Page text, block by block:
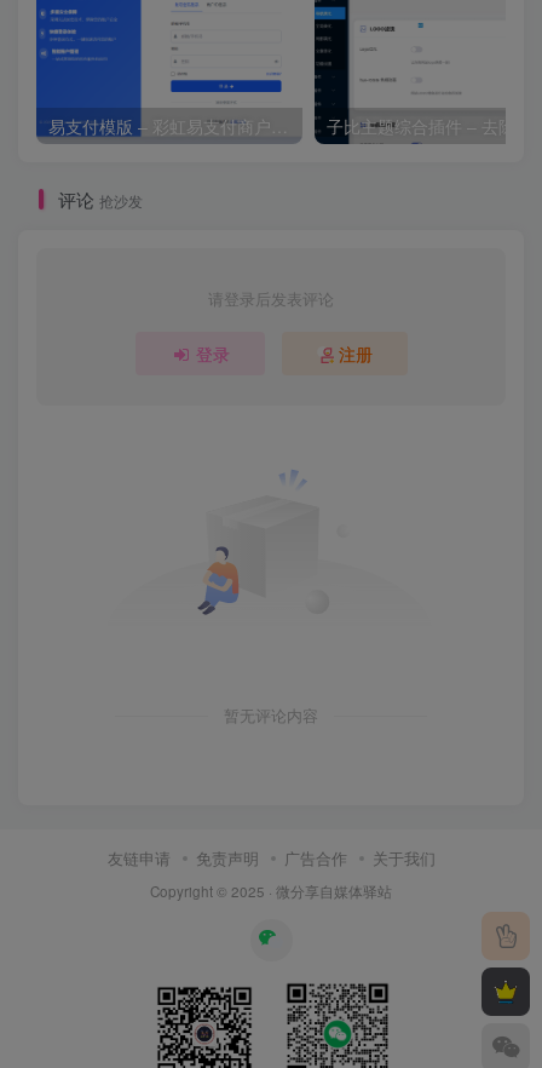
子比主题综合插件 – 去除授
评论 抢沙发
请登录后发表评论
登录 注册
暂无评论内容
友链申请 免责声明 广告合作 关于我们
Copyright © 2025 · 微分享自媒体驿站